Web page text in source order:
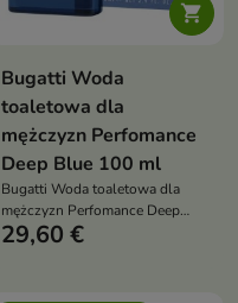

Bugatti Woda
toaletowa dla
mężczyzn Perfomance
Deep Blue 100 ml
Bugatti Woda toaletowa dla
mężczyzn Perfomance Deep
Blue 100 ml
29,60 €